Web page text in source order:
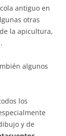
antiguo en
otras
la apicultura,
algunos
los
y de